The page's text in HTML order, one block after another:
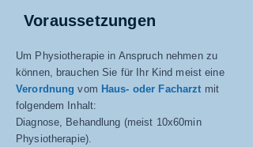
​Voraussetzungen
Um Physiotherapie in Anspruch nehmen zu
können, brauchen Sie für Ihr Kind meist eine
Verordnung vom Haus- oder Facharzt mit
folgendem Inhalt:
Diagnose, Behandlung (meist 10x60min
Physiotherapie).